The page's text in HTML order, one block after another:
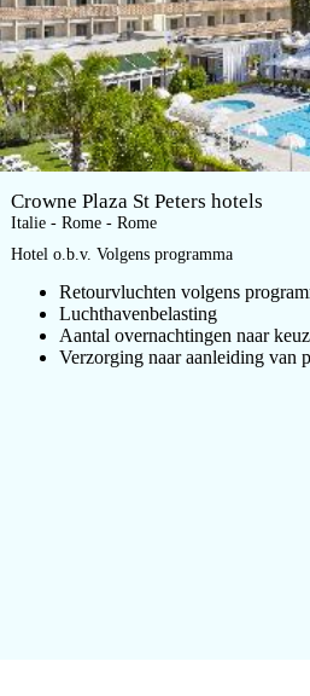
Crowne Plaza St Peters hotels
Italie - Rome - Rome
Hotel o.b.v. Volgens programma
Retourvluchten volgens
Luchthavenbelasting
Aantal overnachtingen naar
Verzorging naar aanleiding van